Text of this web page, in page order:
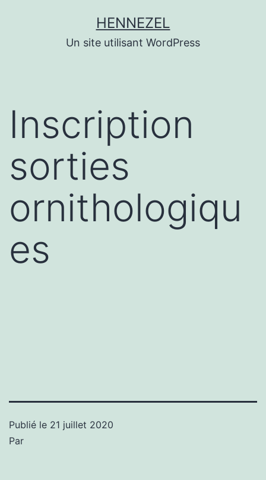
HENNEZEL
Un site utilisant WordPress
Inscription
sorties
ornithologiqu
es
Publié le 21 juillet 2020
Par